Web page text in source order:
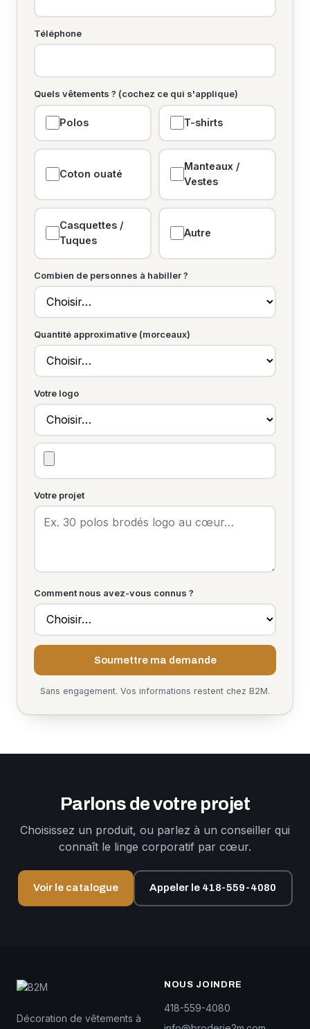
Téléphone
Quels vêtements ? (cochez ce qui s'applique)
Polos T-shirts
Coton ouaté
Manteaux /
Vestes
Casquettes /
Tuques
Autre
Combien de personnes à habiller ?
Quantité approximative (morceaux)
Votre logo
Votre projet
Comment nous avez-vous connus ?
Soumettre ma demande
Sans engagement. Vos informations restent chez B2M.
Parlons de votre projet
Choisissez un produit, ou parlez à un conseiller qui
connaît le linge corporatif par cœur.
Voir le catalogue Appeler le 418-559-4080
Décoration de vêtements à
NOUS JOINDRE
418-559-4080